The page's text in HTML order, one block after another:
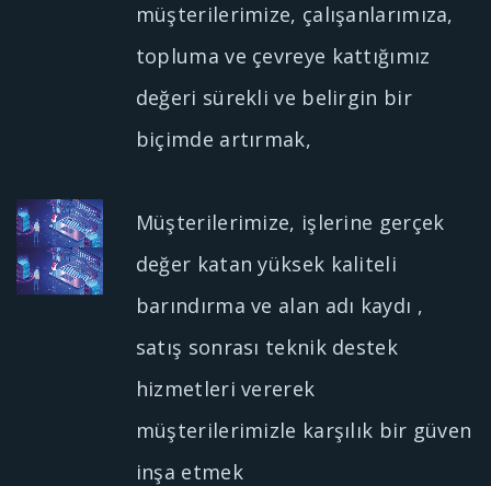
müşterilerimize, çalışanlarımıza,
topluma ve çevreye kattığımız
değeri sürekli ve belirgin bir
biçimde artırmak,
Müşterilerimize, işlerine gerçek
değer katan yüksek kaliteli
barındırma ve alan adı kaydı ,
satış sonrası teknik destek
hizmetleri vererek
müşterilerimizle karşılık bir güven
inşa etmek